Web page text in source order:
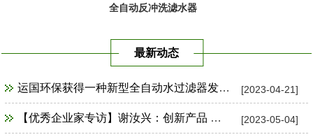
全自动反冲洗滤水器
最新动态
[2023-04-21]
运国环保获得一种新型全自动水过滤器发明专利证书
[2023-05-04]
【优秀企业家专访】谢汝兴：创新产品 占领市场制高点